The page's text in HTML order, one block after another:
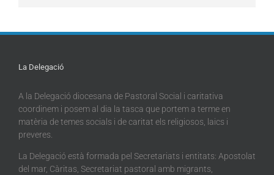
La Delegació
A la Delegació diocesana de Pastoral Social i caritativa
coordinem i posem al dia la tasca que portem a terme en
matèria de temes socials i de caritat els religiosos, laics i
preveres.
La Delegació està formada pel Secretariats i entitats: Apostolat
del mar, Càritas, Secretariat pastoral amb migrants,